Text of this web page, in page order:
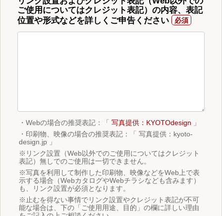
ご使用についてはクレジット表記）の内容、表記
位置や形式などを詳しくご申告ください
・Webの場合の推奨表記：「 写真提供：KYOTOdesign 」
・印刷物、映像の場合の推奨表記：「 写真提供：kyoto-
design.jp 」
※リンク設置（Web以外でのご使用についてはクレジット
表記）無しでのご使用は一切できません。
※写真を利用して制作した印刷物、映像などをWeb上で表
示する場合（WebカタログやWebチラシなども含みます）
も、リンク設置が必須となります。
※止むを得ない事情でリンク設置やクレジット表記が不可
能な場合は、下の「ご使用用途、目的」の欄に詳しい理由